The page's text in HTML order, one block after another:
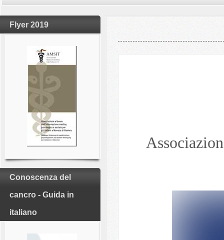
Flyer 2019
Conoscenza del
cancro - Guida in
italiano